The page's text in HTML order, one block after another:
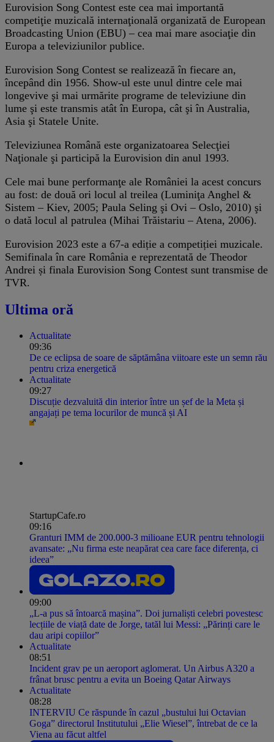
Eurovision Song Contest este cea mai importantă
competiţie muzicală internaţională organizată de European
Broadcasting Union (EBU) – cea mai mare asociaţie din
Europa a televiziunilor publice.
Eurovision Song Contest se realizează în fiecare an,
începând din 1956. Show-ul este unul dintre cele mai
longevive şi mai urmărite programe de televiziune din
lume şi este transmis atât în Europa, cât şi în Australia,
Asia şi Statele Unite.
Televiziunea Română este organizatoarea Selecţiei
Naţionale şi participă la Eurovision din anul 1993.
Cele mai bune performanţe ale României la acest concurs
au fost: de două ori locul al treilea (Luminiţa Anghel &
Sistem – Kiev, 2005; Paula Seling şi Ovi – Oslo, 2010) şi
o dată locul al patrulea (Mihai Trăistariu – Atena, 2006).
Eurovision 2023 este a 67-a ediție a competiției muzicale.
Semifinala în care România e reprezentată de Theodor
Andrei și finala Eurovision Song Contest sunt transmise de
TVR.
Ultima oră
Actualitate
09:36
De ce eclipsa de soare de săptămâna viitoare este un semn rău
pentru criza energetică
Actualitate
09:27
Discuție dezvaluită din interior între un șef de la Meta și
angajați pe tema locurilor de muncă și AI
StartupCafe.ro
09:16
Granturi IMM de 200.000-3 milioane EUR pentru tehnologii
avansate: „Nu firma este neapărat cea care face diferența, ci
ideea”
09:00
„L-a pus să întoarcă mașina”. Doi jurnaliști celebri povestesc
lecțiile de viață date de Jorge, tatăl lui Messi: „Părinți care le
dau aripi copiilor”
Actualitate
08:51
Incident grav pe un aeroport aglomerat. Un Airbus A320 a
frânat brusc pentru a evita un Boeing Qatar Airways
Actualitate
08:28
INTERVIU Ce răspunde în cazul „bustului lui Octavian
Goga” directorul Institutului „Elie Wiesel”, întrebat de ce la
Viena au făcut altfel